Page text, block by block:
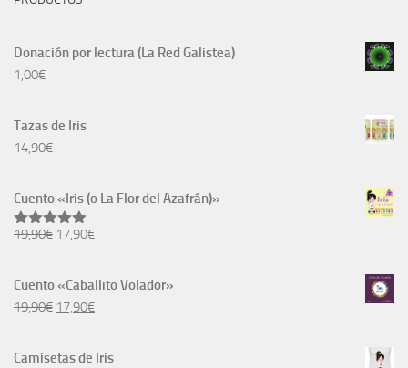
Donación por lectura (La Red Galistea)
1,00€
Tazas de Iris
14,90€
Cuento «Iris (o La Flor del Azafrán)»
Valorado
19,90€ El
original
era:
17,90€El
actual
es:
Cuento «Caballito Volador»
19,90€ El
original
17,90€El
actual
Camisetas de Iris